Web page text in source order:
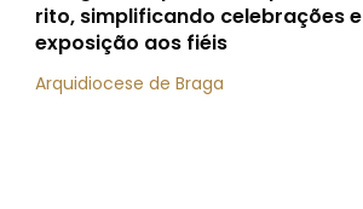
rito, simplificando celebrações e
exposição aos fiéis
Arquidiocese de Braga